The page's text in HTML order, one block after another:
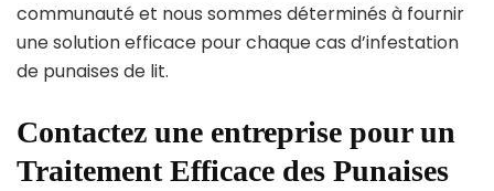
communauté et nous sommes déterminés à fournir
une solution efficace pour chaque cas d’infestation
de punaises de lit.
Contactez une entreprise pour un
Traitement Efficace des Punaises